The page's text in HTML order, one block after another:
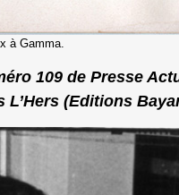
à Gamma.
109 de Presse
(Editions